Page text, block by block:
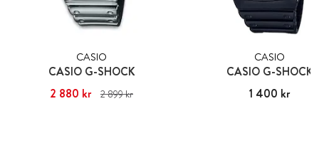
CASIO
CASIO G-SHOCK
Nuvarande pris:2 880 krTidigare
2 880 kr 2 899 kr
CASIO
CASIO G-SHOCK
Pris :1 400 kr
1 400 kr